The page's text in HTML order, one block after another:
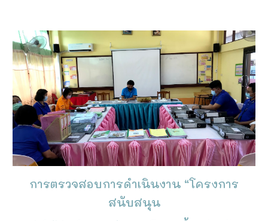
การตรวจสอบการดำเนินงาน “โครงการ
สนับสนุน